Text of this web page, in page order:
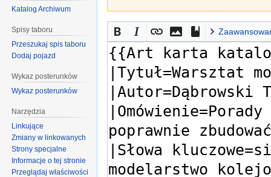
Katalog Archiwum
Spisy taboru
Przeszukaj spis taboru
Dodaj pojazd
Wykaz posterunków
Wykaz posterunków
Narzędzia
Linkujące
Zmiany w linkowanych
Strony specjalne
Informacje o tej stronie
Przeglądaj właściwości